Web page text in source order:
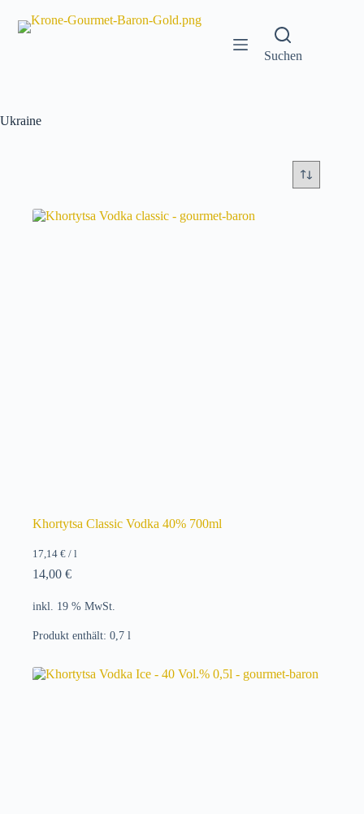
Inhalt
springen
Suchen
Ukraine
Khortytsa Classic Vodka 40% 700ml
17,14 € / l
14,00 €
inkl. 19 % MwSt.
Produkt enthält: 0,7 l